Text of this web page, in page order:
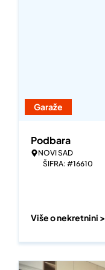
Garaže
Podbara
NOVI SAD
ŠIFRA: #16610
Više o nekretnini >